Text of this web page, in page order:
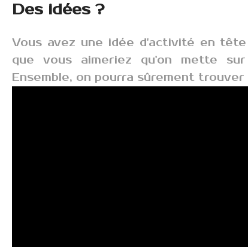
Des idées ?
Vous avez une idée d'activité en
que vous aimeriez qu'on mette
Ensemble, on pourra sûrement trouver